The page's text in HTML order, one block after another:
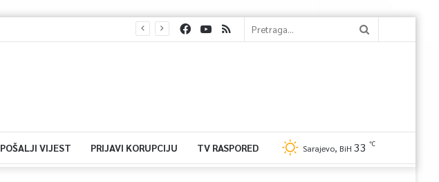
POŠALJI VIJEST PRIJAVI KORUPCIJU TV RASPORED Sarajevo, BiH 33 ℃